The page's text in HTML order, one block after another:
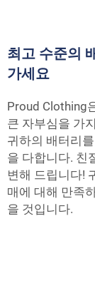
최고 수준의
가세요
Proud Clothing
큰 자부심을 가
귀하의 배터리
을 다합니다. 친
변해 드립니다!
매에 대해 만족
을 것입니다.